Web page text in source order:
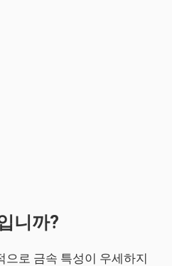
니까?
로 금속 특성이 우세하지